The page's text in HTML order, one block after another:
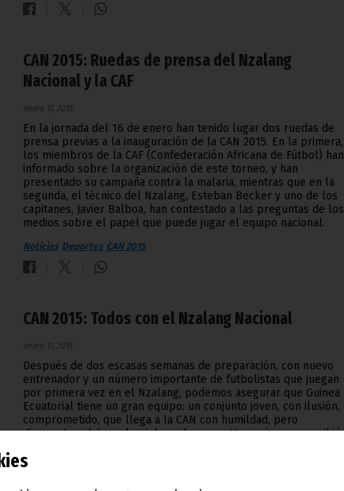
CAN 2015: Ruedas de prensa del Nzalang
Nacional y la CAF
enero 17, 2015
En la jornada del 16 de enero han tenido lugar dos ruedas de
prensa previas a la inauguración de la CAN 2015. En la primera,
los miembros de la CAF (Confederación Africana de Fútbol) han
informado sobre la organización de este torneo, y han
presentado su campaña contra la malaria, mientras que en la
segunda, el técnico del Nzalang, Esteban Becker y uno de los
capitanes, Javier Balboa, han contestado a las preguntas de los
medios sobre el papel que puede jugar el equipo nacional.
Noticias Deportes CAN 2015
CAN 2015: Todos con el Nzalang Nacional
enero 17, 2015
Después de dos escasas semanas de preparación, con nuevo
entrenador y un número importante de futbolistas que juegan
por primera vez en el Nzalang, podemos asegurar que Guinea
Ecuatorial tiene un gran equipo: un conjunto joven, con ilusión,
comprometido, que llega a la CAN con humildad, pero
dispuesto a dejarse la piel en el campo. Un equipo que recibió
Obama, que instó a jugar sin miedo y a darlo todo por el país.